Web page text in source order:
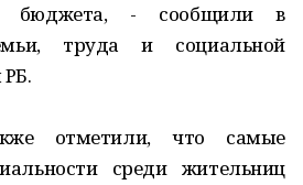
бюджета, - сообщили в
труда и социальной
отметили, что самые
среди жительниц